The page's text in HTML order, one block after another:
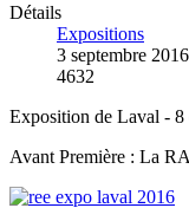
Détails
Expositions
3 septembre 2016
4632
Exposition de Laval - 8
Avant Première : La